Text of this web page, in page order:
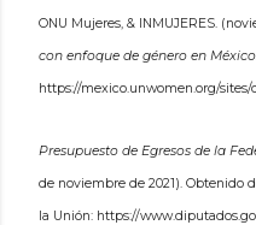
ONU Mujeres, & INMUJERES.
con enfoque de género en México.
https://mexico.unwomen.org/sites/
Presupuesto de Egresos de la
de noviembre de 2021). Obtenido
la Unión: https://